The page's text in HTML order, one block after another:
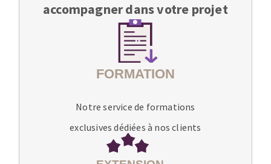
accompagner dans votre projet
Notre service de formations
exclusives dédiées à nos clients